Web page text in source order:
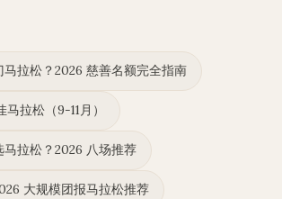
拉松？2026 慈善名额完全指南
拉松（9-11月）
拉松？2026 八场推荐
大规模团报马拉松推荐